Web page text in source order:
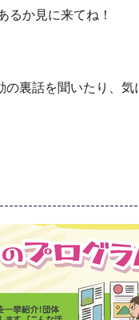
るか見に来てね！
裏話を聞いたり、気